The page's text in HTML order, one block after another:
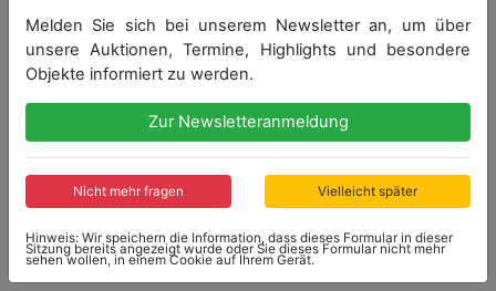
Internacional SP“ Argentinien, mit insgesamt 43
original s/w Aufnahmen, darunter Aufnahmen der
Fahrerbesprechnung, Porsche 917 (Piper), Porsche
(de Adamich), Aufnahmen der Siegerehrung, sowie
weitere...
Startpreis: 100,00 €
Melden Sie sich bei unserem Newsletter an, um über
unsere Auktionen, Termine, Highlights und besondere
Objekte informiert zu werden.
Zur Newsletteranmeldung
Nicht mehr fragen Vielleicht später
Hinweis: Wir speichern die Information, dass dieses Formular in dieser
Sitzung bereits angezeigt wurde oder Sie dieses Formular nicht mehr
sehen wollen, in einem Cookie auf Ihrem Gerät.